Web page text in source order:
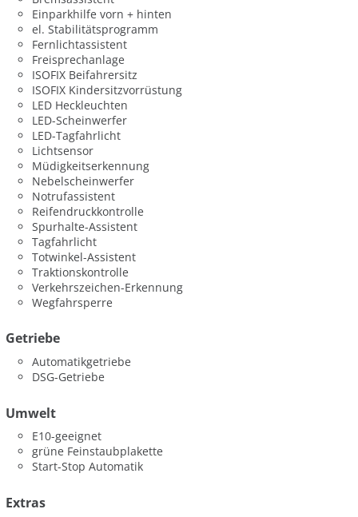
Einparkhilfe vorn + hinten
el. Stabilitätsprogramm
Fernlichtassistent
Freisprechanlage
ISOFIX Beifahrersitz
ISOFIX Kindersitzvorrüstung
LED Heckleuchten
LED-Scheinwerfer
LED-Tagfahrlicht
Lichtsensor
Müdigkeitserkennung
Nebelscheinwerfer
Notrufassistent
Reifendruckkontrolle
Spurhalte-Assistent
Tagfahrlicht
Totwinkel-Assistent
Traktionskontrolle
Verkehrszeichen-Erkennung
Wegfahrsperre
Getriebe
Automatikgetriebe
DSG-Getriebe
Umwelt
E10-geeignet
grüne Feinstaubplakette
Start-Stop Automatik
Extras